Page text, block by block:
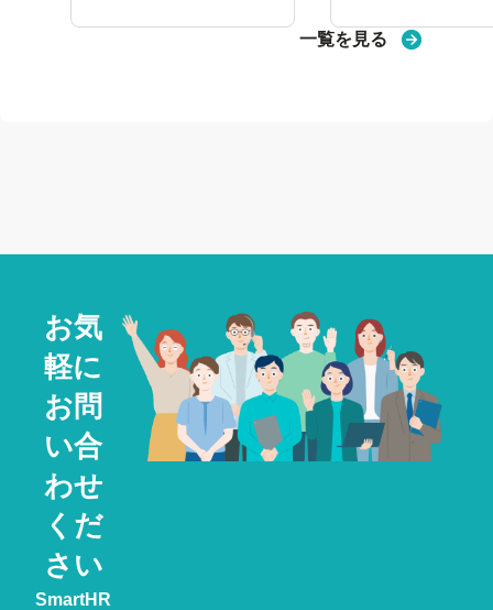
一覧を見る
お気
軽に
お問
い合
わせ
くだ
さい
SmartHR